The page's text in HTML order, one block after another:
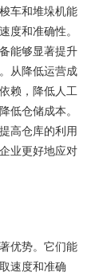
车和堆垛机能
度和准确性。
能够显著提升
从降低运营成
赖，降低人工
低仓储成本。
高仓库的利用
业更好地应对
优势。它们能
速度和准确